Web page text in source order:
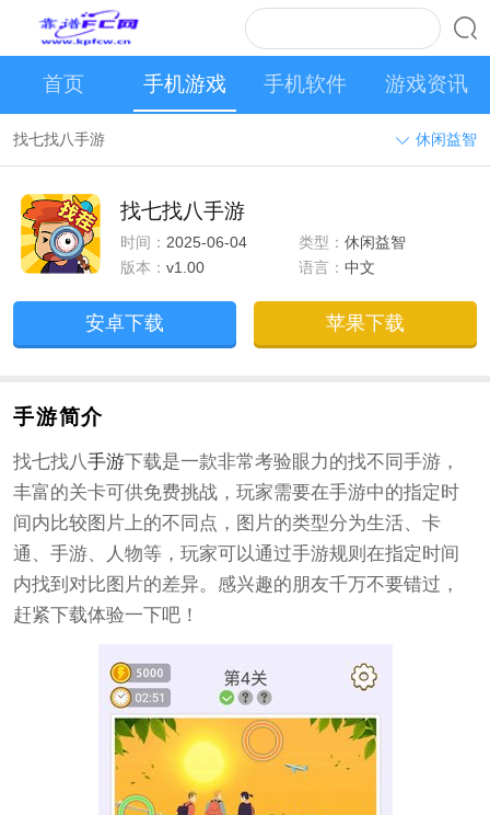
首页 手机游戏 手机软件 游戏资讯
找七找八手游 休闲益智
找七找八手游
时间： 2025-06-04 类型：休闲益智
版本：v1.00 语言：中文
安卓下载 苹果下载
手游简介
找七找八手游下载是一款非常考验眼力的找不同手游，
丰富的关卡可供免费挑战，玩家需要在手游中的指定时
间内比较图片上的不同点，图片的类型分为生活、卡
通、手游、人物等，玩家可以通过手游规则在指定时间
内找到对比图片的差异。感兴趣的朋友千万不要错过，
赶紧下载体验一下吧！